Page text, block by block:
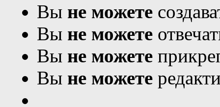
Вы не можете
Вы не можете
Вы не можете
Вы не можете